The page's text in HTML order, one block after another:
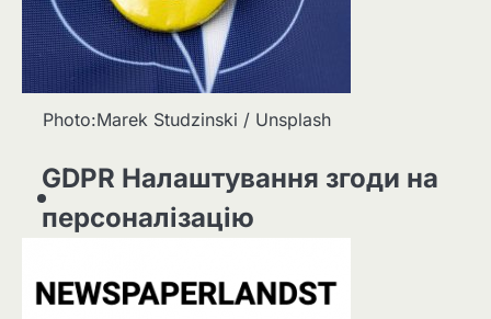
Photo:Marek Studzinski / Unsplash
GDPR Налаштування згоди на
персоналізацію